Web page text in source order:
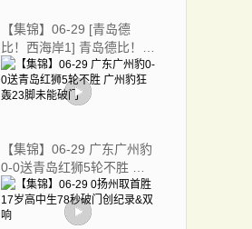
【集锦】06-29 [青岛德
比！西海岸1] 青岛德比！西
海岸1-0海牛近七轮首胜 海
牛中超三连败 戴维森制胜
【集锦】06-29 广东广州豹
0-0送青岛红狮5轮不胜 广
州豹狂轰23脚未能破门